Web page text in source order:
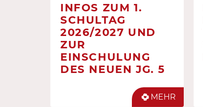
INFOS ZUM 1.
SCHULTAG
2026/2027 UND
ZUR
EINSCHULUNG
DES NEUEN JG. 5
MEHR